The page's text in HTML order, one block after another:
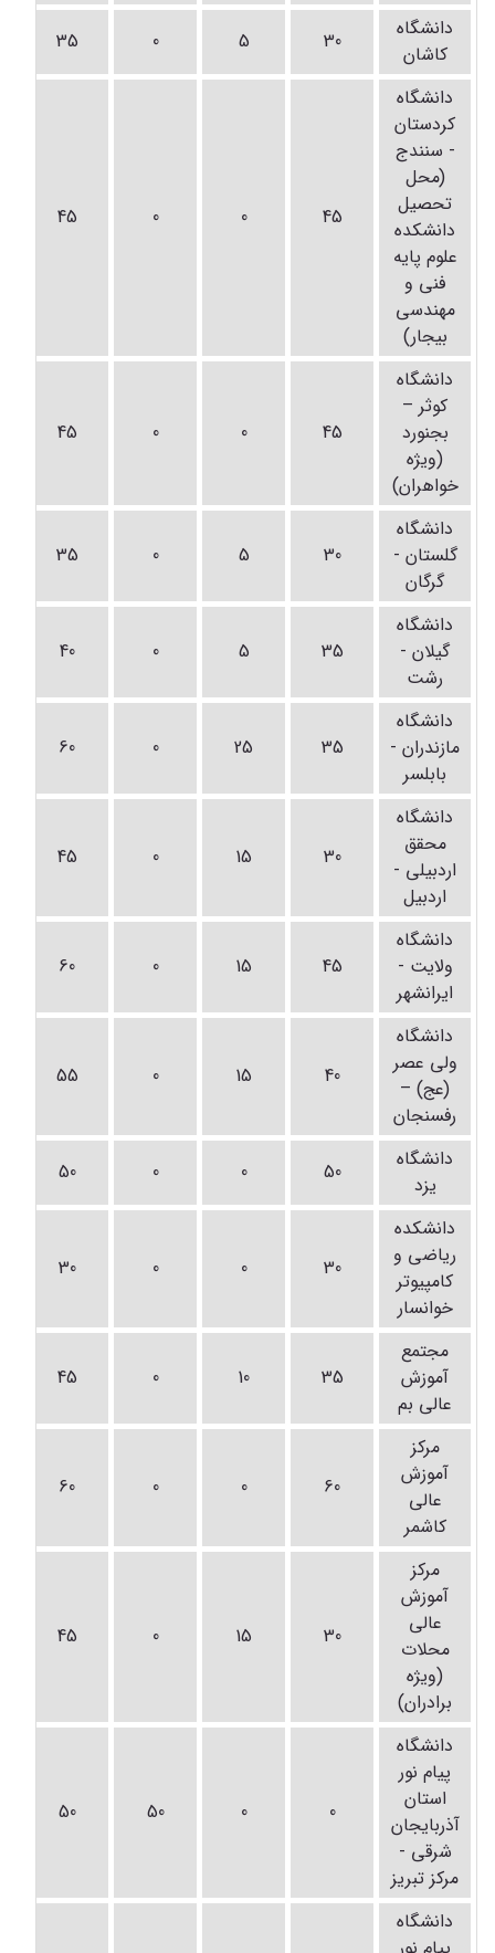
دانشگاه
کاشان
30
5
0
35
دانشگاه
کردستان
- سنندج
(محل
تحصیل
دانشکده
علوم پایه
فنی و
مهندسی
بیجار)
45
0
0
45
دانشگاه
کوثر –
بجنورد
(ویژه
خواهران)
45
0
0
45
دانشگاه
گلستان -
گرگان
30
5
0
35
دانشگاه
گیلان -
رشت
35
5
0
40
دانشگاه
مازندران -
بابلسر
35
25
0
60
دانشگاه
محقق
اردبیلی -
اردبیل
30
15
0
45
دانشگاه
ولایت -
ایرانشهر
45
15
0
60
دانشگاه
ولی عصر
(عج) –
رفسنجان
40
15
0
55
دانشگاه
یزد
50
0
0
50
دانشکده
ریاضی و
کامپیوتر
خوانسار
30
0
0
30
مجتمع
آموزش
عالی بم
35
10
0
45
مرکز
آموزش
عالی
کاشمر
60
0
0
60
مرکز
آموزش
عالی
محلات
(ویژه
برادران)
30
15
0
45
دانشگاه
پیام نور
استان
آذربایجان
شرقی -
مرکز تبریز
0
0
50
50
دانشگاه